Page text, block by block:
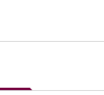
tenzij